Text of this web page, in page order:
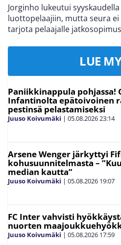
Jorginho lukeutui syyskaudella
luottopelaajiin, mutta seura
tarjota pelaajalle
LUE
Paniikkinappula pohjassa!
Infantinolta epätoivoinen
pestinsä pelastamiseksi
Juuso Koivumäki | 05.08.202623:14
Arsene Wenger järkyttyi
kohusuunnitelmasta –
median kautta”
Juuso Koivumäki | 05.08.2026 19:07
FC Inter vahvisti
nuorten
Juuso Koivumäki | 05.08.2026 17:59